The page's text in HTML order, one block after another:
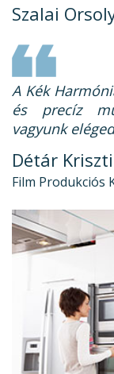
Szalai
A Kék
és precíz
vagyunk
Détár
Film Produkciós